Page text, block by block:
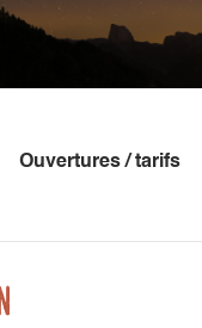
Ouvertures / tarifs